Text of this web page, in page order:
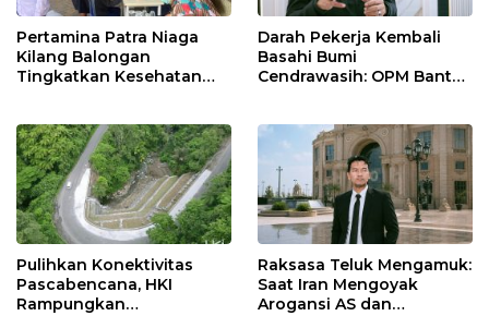
Pertamina Patra Niaga
Kilang Balongan
Tingkatkan Kesehatan
Rutin dan Edukasi
Perawatan Gigi
Darah Pekerja Kembali
Basahi Bumi
Cendrawasih: OPM Bantai
Pulihkan Konektivitas
Pascabencana, HKI
Rampungkan
Raksasa Teluk Mengamuk:
Saat Iran Mengoyak
Arogansi AS dan